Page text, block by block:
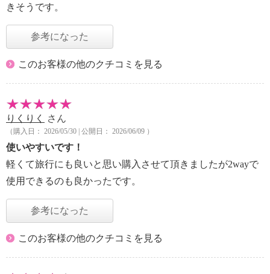
きそうです。
参考になった
このお客様の他のクチコミを見る
りくりく さん
（購入日： 2026/05/30 | 公開日： 2026/06/09 ）
使いやすいです！
軽くて旅行にも良いと思い購入させて頂きましたが2wayで
使用できるのも良かったです。
参考になった
このお客様の他のクチコミを見る